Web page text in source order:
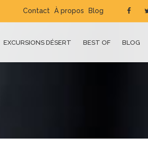
Contact À propos Blog
EXCURSIONS DÉSERT BEST OF BLOG